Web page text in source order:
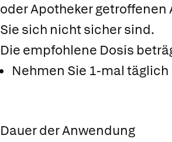
oder Apotheker getroffenen
Sie sich nicht sicher sind.
Die empfohlene Dosis
Nehmen Sie 1-mal
Dauer der Anwendung